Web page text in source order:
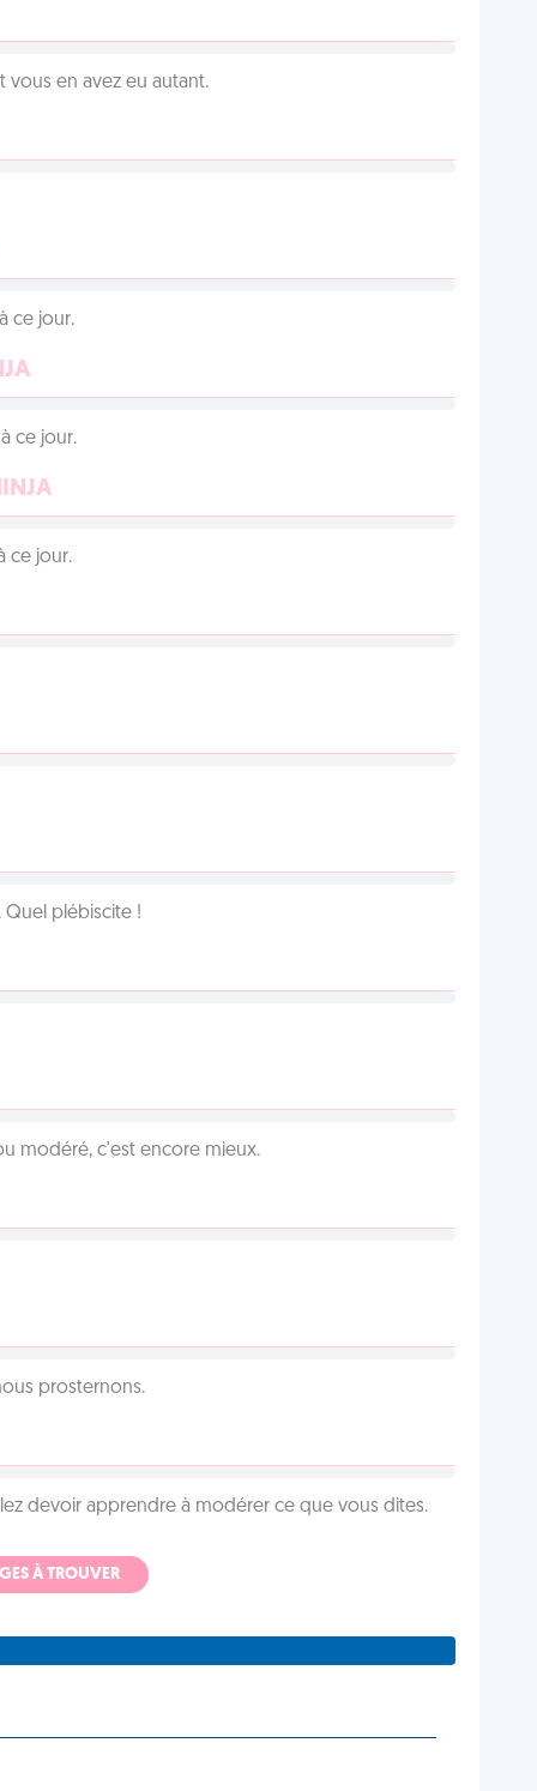
en avez eu autant.
ce jour.
ce jour.
ce jour.
Quel plébiscite !
modéré, c'est encore mieux.
prosternons.
devoir apprendre à modérer ce que vous dites.
À TROUVER